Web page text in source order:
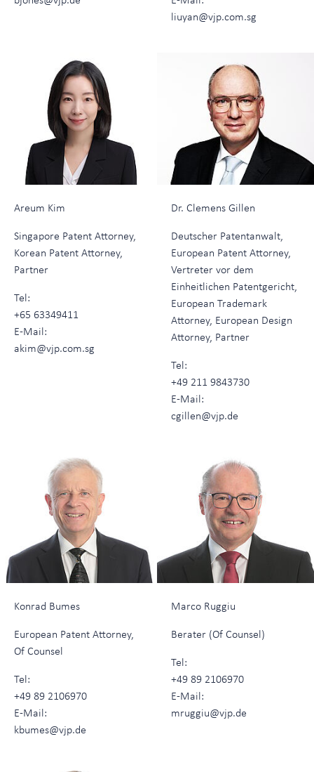
liuyan@vjp.com.sg
Areum Kim
Singapore Patent Attorney,
Korean Patent Attorney,
Partner
Tel:
+65 63349411
E-Mail:
akim@vjp.com.sg
Dr. Clemens Gillen
Deutscher Patentanwalt,
European Patent Attorney,
Vertreter vor dem
Einheitlichen Patentgericht,
European Trademark
Attorney, European Design
Attorney, Partner
Tel:
+49 211 9843730
E-Mail:
cgillen@vjp.de
Konrad Bumes
European Patent Attorney,
Of Counsel
Tel:
+49 89 2106970
E-Mail:
kbumes@vjp.de
Marco Ruggiu
Berater (Of Counsel)
Tel:
+49 89 2106970
E-Mail:
mruggiu@vjp.de